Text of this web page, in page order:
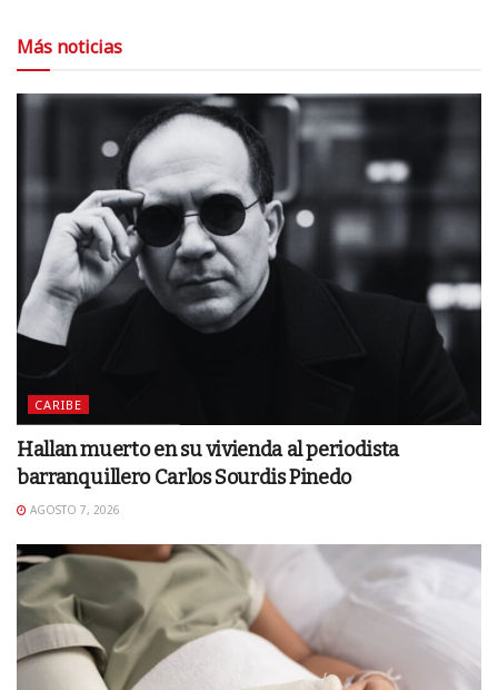
Más noticias
CARIBE
Hallan muerto en su vivienda al periodista
barranquillero Carlos Sourdis Pinedo
AGOSTO 7, 2026